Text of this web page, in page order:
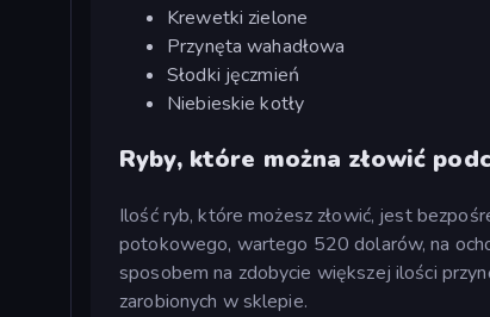
Krewetki zielone
Przynęta wahadłowa
Słodki jęczmień
Niebieskie kotły
Ryby, które można złowić
Ilość ryb, które możesz złowić, jest
potokowego, wartego 520 dolarów, na
sposobem na zdobycie większej ilości
zarobionych w sklepie.